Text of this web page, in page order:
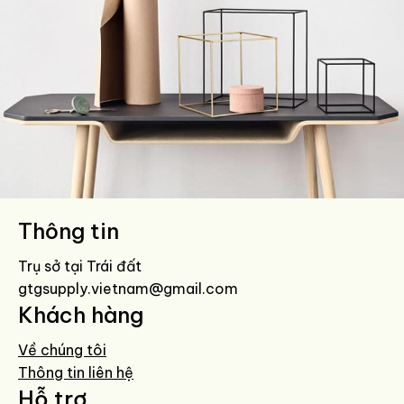
Kitchen
Leo uteu ullamcorper
Thông tin
Trụ sở tại Trái đất
gtgsupply.vietnam@gmail.com
Khách hàng
Về chúng tôi
Thông tin liên hệ
Hỗ trợ